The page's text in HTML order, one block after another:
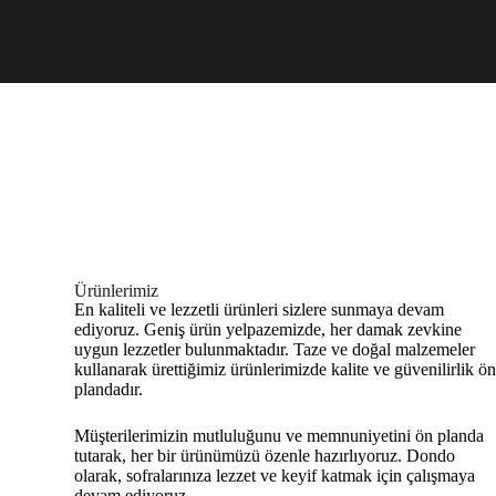
Ürünlerimiz
En kaliteli ve lezzetli ürünleri sizlere sunmaya devam
ediyoruz. Geniş ürün yelpazemizde, her damak zevkine
uygun lezzetler bulunmaktadır. Taze ve doğal malzemeler
kullanarak ürettiğimiz ürünlerimizde kalite ve güvenilirlik ön
plandadır.
Müşterilerimizin mutluluğunu ve memnuniyetini ön planda
tutarak, her bir ürünümüzü özenle hazırlıyoruz. Dondo
olarak, sofralarınıza lezzet ve keyif katmak için çalışmaya